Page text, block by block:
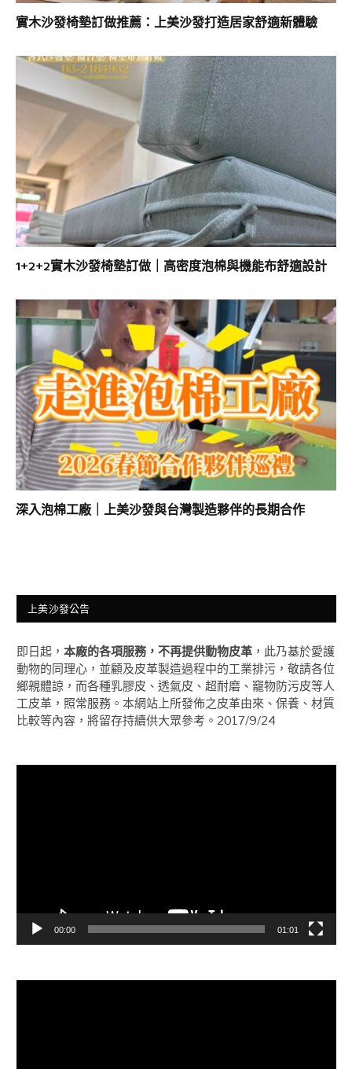
實木沙發椅墊訂做推薦：上美沙發打造居家舒適新體驗
1+2+2實木沙發椅墊訂做｜高密度泡棉與機能布舒適設計
深入泡棉工廠｜上美沙發與台灣製造夥伴的長期合作
上美沙發公告
即日起， 本廠的各項服務，不再提供動物皮革 ，此乃基於愛護
動物的同理心，並顧及皮革製造過程中的工業排污，敬請各位
鄉親體諒，而各種乳膠皮、透氣皮、超耐磨、竉物防污皮等人
工皮革，照常服務。本網站上所發佈之皮革由來、保養、材質
比較等內容，將留存持續供大眾參考。2017/9/24
00:00 01:01